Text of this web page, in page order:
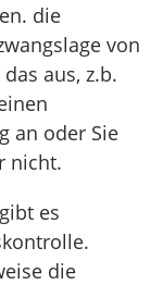
die
von
aus, z.b.
an oder Sie
nicht.
es
die